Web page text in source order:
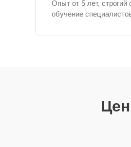
Опыт от 5 лет, строгий
обучение